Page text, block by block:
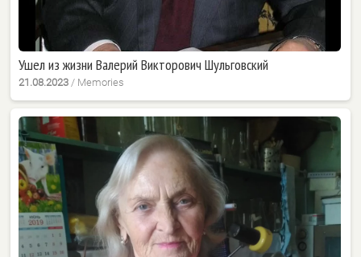
Ушел из жизни Валерий Викторович Шульговский
21.08.2023 / Memories